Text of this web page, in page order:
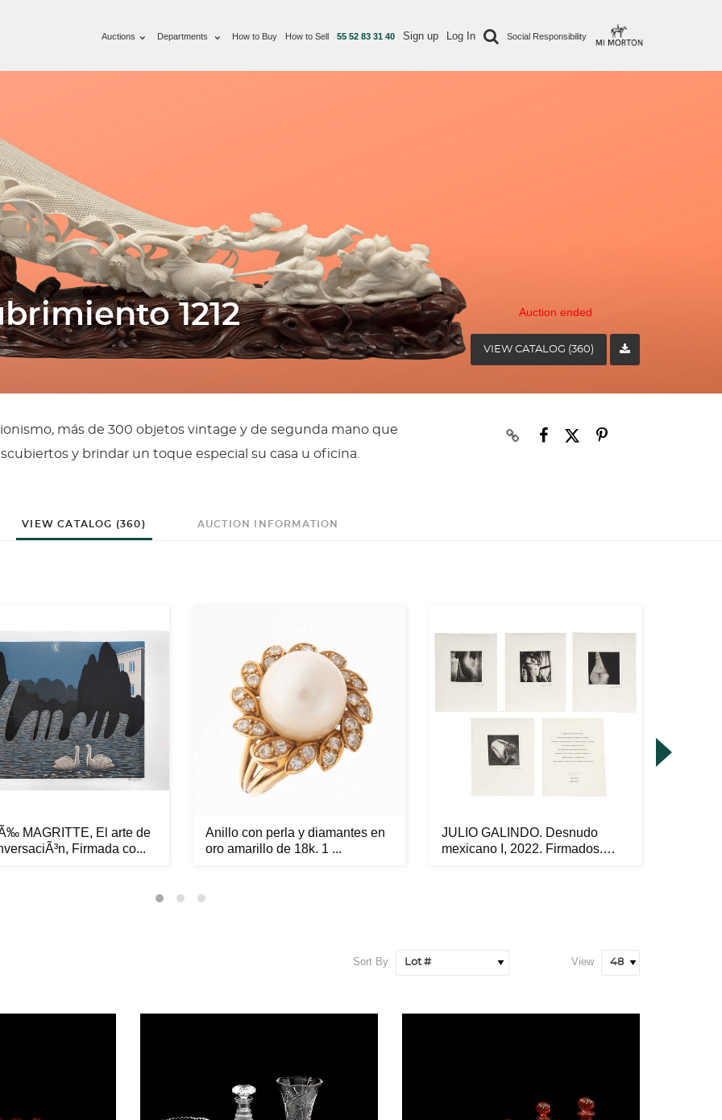
Auctions Departments How to Buy How to Sell 55 52 83 31 40 Sign up Log In Social Responsibility
1212 Auction ended
VIEW CATALOG (360)
más de 300 objetos vintage y de segunda mano que
y brindar un toque especial su casa u oficina.
VIEW CATALOG (360) AUCTION INFORMATION
MAGRITTE, El arte de
Firmada co...
Anillo con perla y diamantes en
oro amarillo de 18k. 1 ...
JULIO GALINDO. Desnudo
mexicano I, 2022. Firmados.
Sort By View